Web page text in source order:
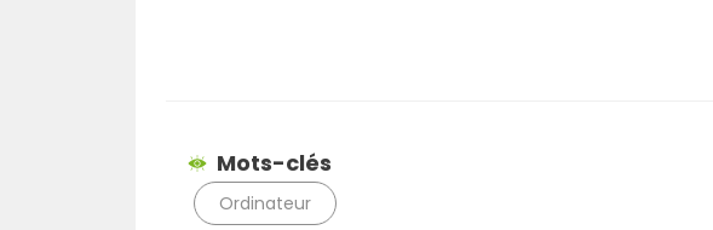
Mots-clés
Ordinateur